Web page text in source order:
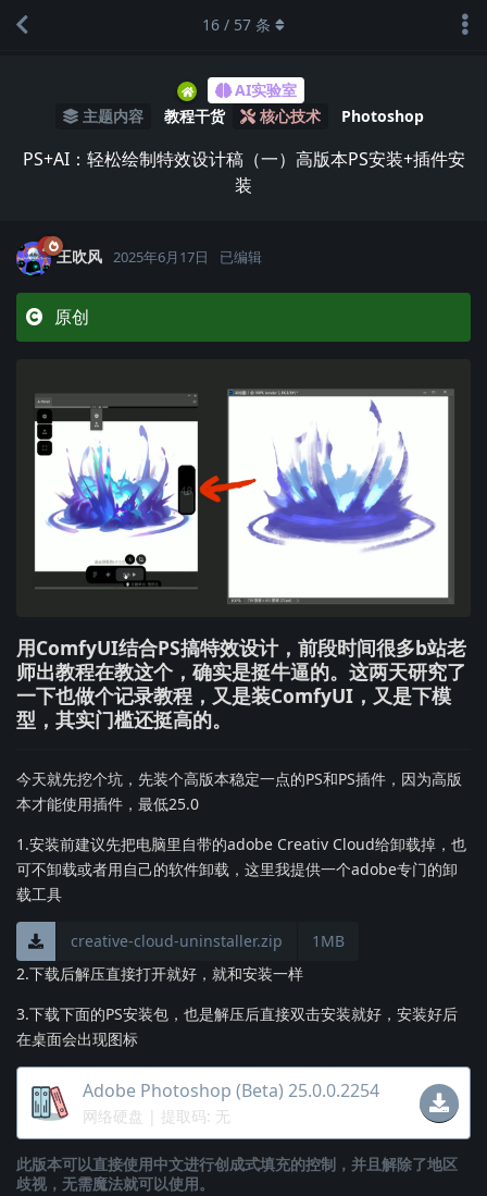
AI实验室
主题内容
教程干货 核心技术 Photoshop
PS+AI：轻松绘制特效设计稿（一）高版本PS安装+插件安
装
16 / 57 条
王吹风 2025年6月17日 已编辑
原创
用ComfyUI结合PS搞特效设计，前段时间很多b站老
师出教程在教这个，确实是挺牛逼的。这两天研究了
一下也做个记录教程，又是装ComfyUI，又是下模
型，其实门槛还挺高的。
今天就先挖个坑，先装个高版本稳定一点的PS和PS插件，因为高版
本才能使用插件，最低25.0
1.安装前建议先把电脑里自带的adobe Creativ Cloud给卸载掉，也
可不卸载或者用自己的软件卸载，这里我提供一个adobe专门的卸
载工具
creative-cloud-uninstaller.zip
1MB
2.下载后解压直接打开就好，就和安装一样
3.下载下面的PS安装包，也是解压后直接双击安装就好，安装好后
在桌面会出现图标
Adobe Photoshop (Beta) 25.0.0.2254
网络硬盘 | 提取码: 无
此版本可以直接使用中文进行创成式填充的控制，并且解除了地区
歧视，无需魔法就可以使用。